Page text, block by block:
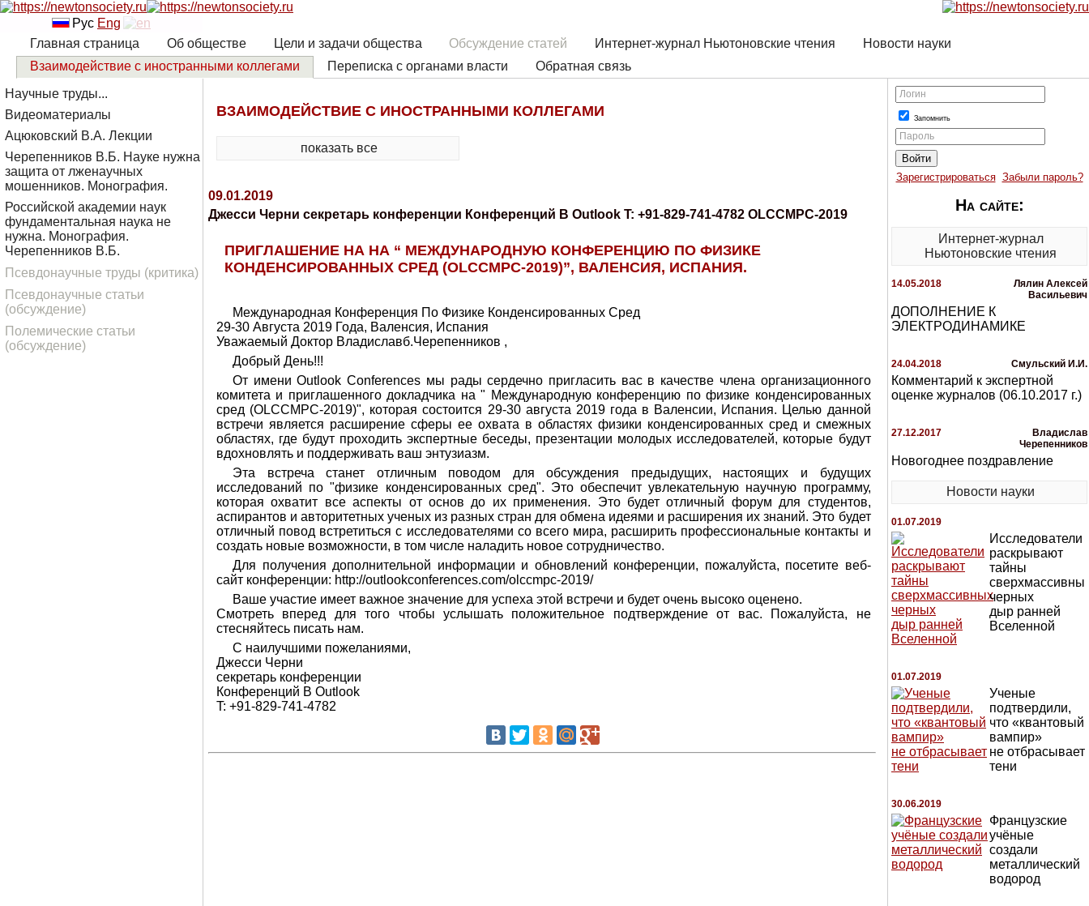
Рус Eng
Главная страница
Об обществе Цели и задачи общества Обсуждение статей Интернет-журнал Ньютоновские чтения
Новости науки
Взаимодействие с иностранными коллегами
Переписка с органами власти Обратная связь
ВЗАИМОДЕЙСТВИЕ С ИНОСТРАННЫМИ КОЛЛЕГАМИ
показать все
09.01.2019
Джесси Черни секретарь конференции Конференций В Outlook T: +91-829-741-4782 OLCCMPC-2019
ПРИГЛАШЕНИЕ НА НА “ МЕЖДУНАРОДНУЮ КОНФЕРЕНЦИЮ ПО ФИЗИКЕ
КОНДЕНСИРОВАННЫХ СРЕД (OLCCMPC-2019)”, ВАЛЕНСИЯ, ИСПАНИЯ.
Международная Конференция По Физике Конденсированных Сред
29-30 Августа 2019 Года, Валенсия, Испания
Уважаемый Доктор Владиславб.Черепенников ,
Добрый День!!!
От имени Outlook Conferences мы рады сердечно пригласить вас в качестве члена организационного
комитета и приглашенного докладчика на " Международную конференцию по физике конденсированных
сред (OLCCMPC-2019)", которая состоится 29-30 августа 2019 года в Валенсии, Испания. Целью данной
встречи является расширение сферы ее охвата в областях физики конденсированных сред и смежных
областях, где будут проходить экспертные беседы, презентации молодых исследователей, которые будут
вдохновлять и поддерживать ваш энтузиазм.
Эта встреча станет отличным поводом для обсуждения предыдущих, настоящих и будущих
исследований по "физике конденсированных сред". Это обеспечит увлекательную научную программу,
которая охватит все аспекты от основ до их применения. Это будет отличный форум для студентов,
аспирантов и авторитетных ученых из разных стран для обмена идеями и расширения их знаний. Это будет
отличный повод встретиться с исследователями со всего мира, расширить профессиональные контакты и
создать новые возможности, в том числе наладить новое сотрудничество.
Для получения дополнительной информации и обновлений конференции, пожалуйста, посетите веб-
сайт конференции: http://outlookconferences.com/olccmpc-2019/
Ваше участие имеет важное значение для успеха этой встречи и будет очень высоко оценено.
Смотреть вперед для того чтобы услышать положительное подтверждение от вас. Пожалуйста, не
стесняйтесь писать нам.
С наилучшими пожеланиями,
Джесси Черни
секретарь конференции
Конференций В Outlook
T: +91-829-741-4782
Научные труды...
Видеоматериалы
Ацюковский В.А. Лекции
Черепенников В.Б. Науке нужна
защита от лженаучных
мошенников. Монография.
Российской академии наук
фундаментальная наука не
нужна. Монография.
Черепенников В.Б.
Псевдонаучные труды (критика)
Псевдонаучные статьи
(обсуждение)
Полемические статьи
(обсуждение)
Логин
Запомнить
Пароль
Зарегистрироваться Забыли пароль?
На сайте:
Интернет-журнал
Ньютоновские чтения
14.05.2018
Лялин Алексей
Васильевич
ДОПОЛНЕНИЕ К
ЭЛЕКТРОДИНАМИКЕ
24.04.2018 Смульский И.И.
Комментарий к экспертной
оценке журналов (06.10.2017 г.)
27.12.2017
Владислав
Черепенников
Новогоднее поздравление
Новости науки
01.07.2019
Исследователи
раскрывают
тайны
черных
дыр ранней
Вселенной
01.07.2019
Ученые
подтвердили,
что «квантовый
вампир»
не отбрасывает
тени
30.06.2019
Французские
учёные
создали
металлический
водород